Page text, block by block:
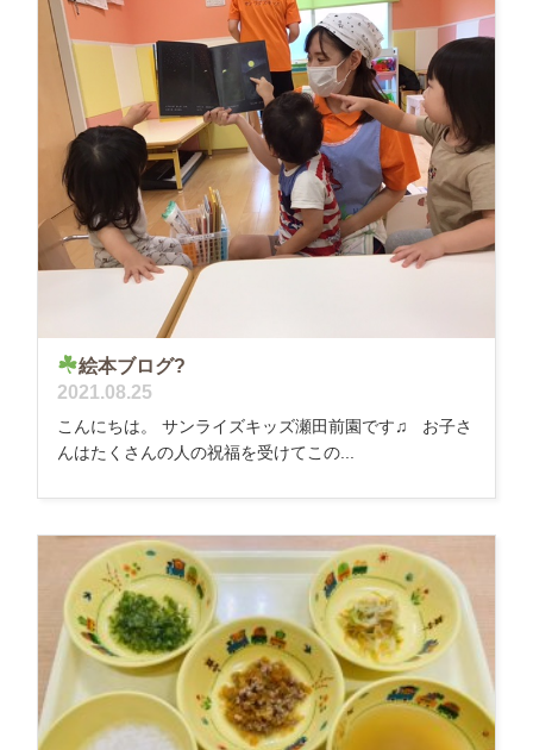
絵本ブログ?
2021.08.25
こんにちは。 サンライズキッズ瀬田前園です♫ お子さ
んはたくさんの人の祝福を受けてこの...